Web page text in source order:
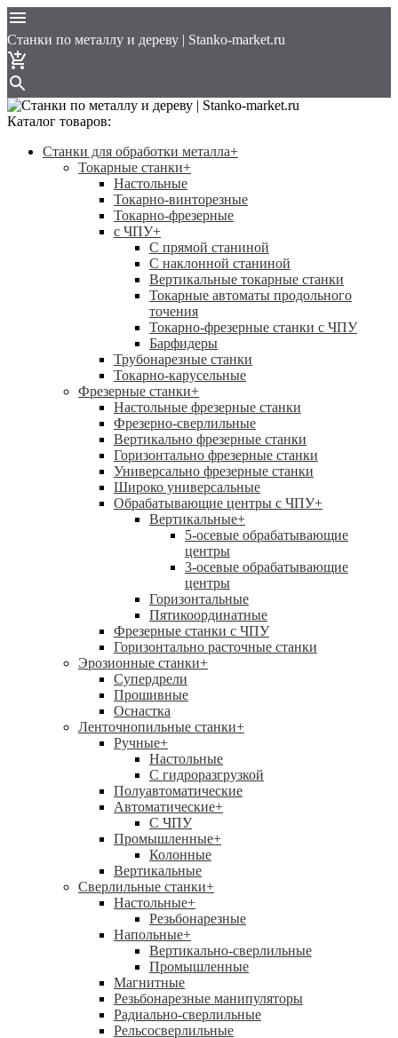
Cтанки по металлу и дереву | Stanko-market.ru
Каталог товаров:
Станки для обработки металла+
Токарные станки+
Настольные
Токарно-винторезные
Токарно-фрезерные
с ЧПУ+
С прямой станиной
C наклонной станиной
Вертикальные токарные станки
Токарные автоматы продольного
точения
Токарно-фрезерные станки с ЧПУ
Барфидеры
Трубонарезные станки
Токарно-карусельные
Фрезерные станки+
Настольные фрезерные станки
Фрезерно-сверлильные
Вертикально фрезерные станки
Горизонтально фрезерные станки
Универсально фрезерные станки
Широко универсальные
Обрабатывающие центры с ЧПУ+
Вертикальные+
5-осевые обрабатывающие
центры
3-осевые обрабатывающие
центры
Горизонтальные
Пятикоординатные
Фрезерные станки с ЧПУ
Горизонтально расточные станки
Эрозионные станки+
Супердрели
Прошивные
Оснастка
Ленточнопильные станки+
Ручные+
Настольные
С гидроразгрузкой
Полуавтоматические
Автоматические+
С ЧПУ
Промышленные+
Колонные
Вертикальные
Сверлильные станки+
Настольные+
Резьбонарезные
Напольные+
Вертикально-сверлильные
Промышленные
Магнитные
Резьбонарезные манипуляторы
Радиально-сверлильные
Рельсосверлильные